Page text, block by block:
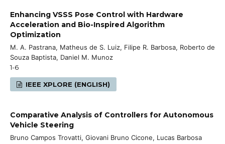
Enhancing VSSS Pose Control with Hardware
Acceleration and Bio-Inspired Algorithm
Optimization
M. A. Pastrana, Matheus de S. Luiz, Filipe R. Barbosa, Roberto de
Souza Baptista, Daniel M. Munoz
1-6
IEEE XPLORE (ENGLISH)
Comparative Analysis of Controllers for Autonomous
Vehicle Steering
Bruno Campos Trovatti, Giovani Bruno Cicone, Lucas Barbosa